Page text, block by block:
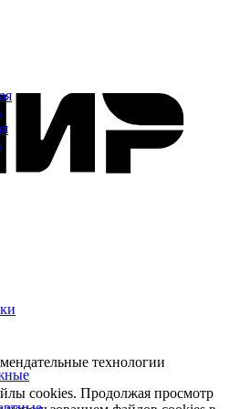
технологии
cookies. Продолжая просмотр